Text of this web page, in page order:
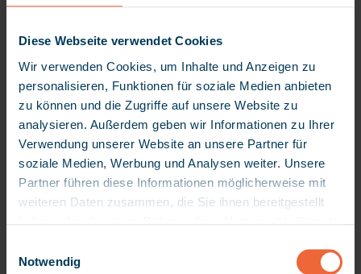
Diese Webseite verwendet Cookies
Wir verwenden Cookies, um Inhalte und Anzeigen zu
personalisieren, Funktionen für soziale Medien anbieten
zu können und die Zugriffe auf unsere Website zu
analysieren. Außerdem geben wir Informationen zu Ihrer
Verwendung unserer Website an unsere Partner für
soziale Medien, Werbung und Analysen weiter. Unsere
Partner führen diese Informationen möglicherweise mit
weiteren Daten zusammen, die Sie ihnen bereitgestellt
bitten wir Sie hiermit um Ihre Erlaubnis, die folgenden
Notwendig
Einhaltung der
Lokale Installation
oder auch als
Cloudlösung möglich
Die Software kann sowohl lokal